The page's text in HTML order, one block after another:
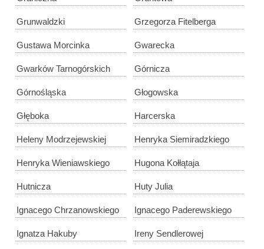
Grunwaldzki Grzegorza Fitelberga
Gustawa Morcinka Gwarecka
Gwarków Tarnogórskich Górnicza
Górnośląska Głogowska
Głęboka Harcerska
Heleny Modrzejewskiej Henryka Siemiradzkiego
Henryka Wieniawskiego Hugona Kołłątaja
Hutnicza Huty Julia
Ignacego Chrzanowskiego Ignacego Paderewskiego
Ignatza Hakuby Ireny Sendlerowej